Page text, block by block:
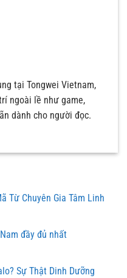
tại Tongwei Vietnam,
ngoài lề như game,
dành cho người đọc.
Từ Chuyên Gia Tâm Linh
đầy đủ nhất
Sự Thật Dinh Dưỡng